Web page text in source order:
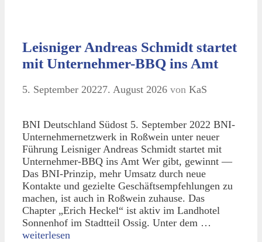
Leisniger Andreas Schmidt startet
mit Unternehmer-BBQ ins Amt
5. September 20227. August 2026 von KaS
BNI Deutschland Südost 5. September 2022 BNI-
Unternehmernetzwerk in Roßwein unter neuer
Führung Leisniger Andreas Schmidt startet mit
Unternehmer-BBQ ins Amt Wer gibt, gewinnt —
Das BNI-Prinzip, mehr Umsatz durch neue
Kontakte und gezielte Geschäftsempfehlungen zu
machen, ist auch in Roßwein zuhause. Das
Chapter „Erich Heckel“ ist aktiv im Landhotel
Sonnenhof im Stadtteil Ossig. Unter dem …
weiterlesen